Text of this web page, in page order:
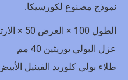
نموذج مصنوع لكورسيكا.
الطول 100 × العرض 50 × الارتفاع 60 سم
عزل البولي يوريثين 40 مم
طلاء بولي كلوريد الفينيل